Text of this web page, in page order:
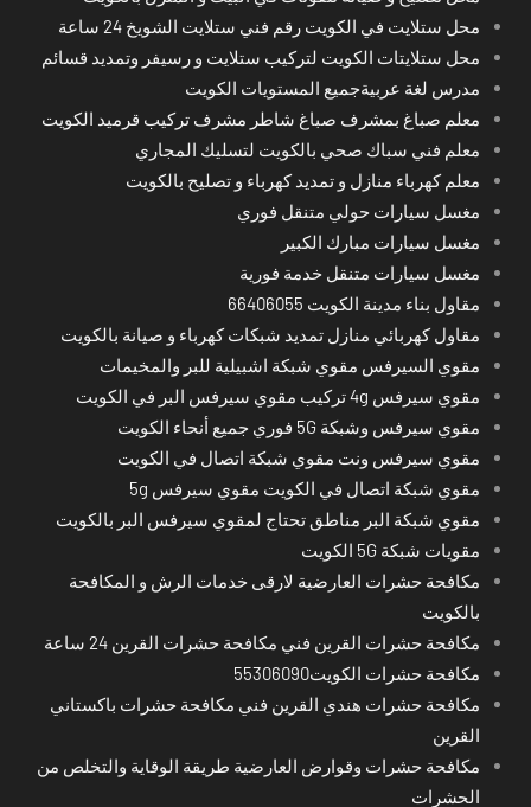
محل ستلايت في الكويت رقم فني ستلايت الشويخ 24 ساعة
محل ستلايتات الكويت لتركيب ستلايت و رسيفر وتمديد قسائم
مدرس لغة عربيةجميع المستويات الكويت
معلم صباغ بمشرف صباغ شاطر مشرف تركيب قرميد الكويت
معلم فني سباك صحي بالكويت لتسليك المجاري
معلم كهرباء منازل و تمديد كهرباء و تصليح بالكويت
مغسل سيارات حولي متنقل فوري
مغسل سيارات مبارك الكبير
مغسل سيارات متنقل خدمة فورية
مقاول بناء مدينة الكويت 66406055
مقاول كهربائي منازل تمديد شبكات كهرباء و صيانة بالكويت
مقوي السيرفس مقوي شبكة اشبيلية للبر والمخيمات
مقوي سيرفس 4g تركيب مقوي سيرفس البر في الكويت
مقوي سيرفس وشبكة 5G فوري جميع أنحاء الكويت
مقوي سيرفس ونت مقوي شبكة اتصال في الكويت
مقوي شبكة اتصال في الكويت مقوي سيرفس 5g
مقوي شبكة البر مناطق تحتاج لمقوي سيرفس البر بالكويت
مقويات شبكة 5G الكويت
مكافحة حشرات العارضية لارقى خدمات الرش و المكافحة
بالكويت
مكافحة حشرات القرين فني مكافحة حشرات القرين 24 ساعة
مكافحة حشرات الكويت55306090
مكافحة حشرات هندي القرين فني مكافحة حشرات باكستاني
القرين
مكافحة حشرات وقوارض العارضية طريقة الوقاية والتخلص من
الحشرات